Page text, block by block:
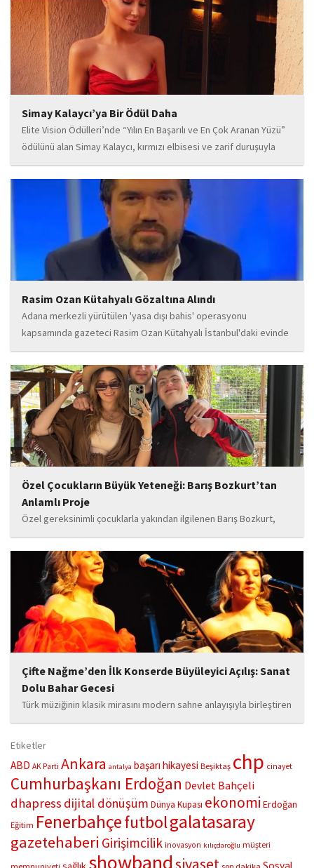
deneyimli müzisyen kadrosuyla dikkat çeken...
Simay Kalaycı’ya Bir Ödül Daha
Elite Vision Ödülleri’nde “Yılın En Başarılı ve En Çok Aranan Yüzü”
ödülünü alan Simay Kalaycı, kırmızı elbisesi ve zarif duruşuyla
geceye damga vurdu. Takı markasıyla da dikkat çeken Kalaycı,
Wilma...
Rasim Ozan Kütahyalı Gözaltına Alındı
Adana merkezli yürütülen 'yasa dışı bahis' operasyonu
kapsamında gazeteci Rasim Ozan Kütahyalı İstanbul'daki evinde
gözaltına alındı.
Özel Çocukların Büyük Yeteneği: Barış Bozkurt’tan
Anlamlı Proje
Özel gereksinimli çocuklarla yakından ilgilenen Barış Bozkurt,
hayata geçirdiği örnek çalışma ile hem eğitim camiasının hem de
toplumun dikkatini çekiyor. “Hayatta yaşattığın mutluluk en güzel
hediyedir” anlayışıyla yola çıkan Bozkurt,...
Çifte Nağme’den İlk Konserde Büyüleyici Açılış: Sanat
Dolu Bahar Gecesi
Türk müziğinin klasik mirasını modern sahne anlayışıyla birleştiren
“Çifte Nağme” projesi, ilk konserini İstanbul Ataşehir’de bulunan
buluşturdu. Yoğun katılımla gerçekleşen gece, müzikal çeşitlilik
ve...
Etiketler
ABD AK Parti Ankara antalya başarı hikayesi Beşiktaş chp cinayet
Cumhurbaşkanı Erdoğan Devlet Bahçeli
dhapress dijital dönüşüm Dünya Kupası ekonomi Erdoğan
Eğitim Fenerbahçefutbolgalatasaray
gazetehaberi Girişimcilik inovasyon kılıçdaroğlu müşteri
showband